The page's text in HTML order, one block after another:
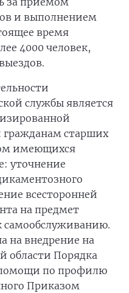
и выполнением
время
4000 человек,
службы является
старших
имеющихся
уточнение
всесторонней
на предмет
самообслуживанию.
на внедрение на
области Порядка
по профилю
Приказом